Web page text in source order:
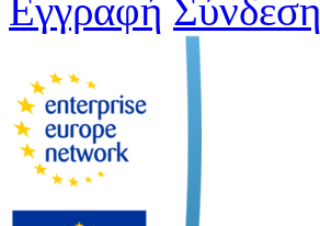
Εγγραφή Σύνδεση